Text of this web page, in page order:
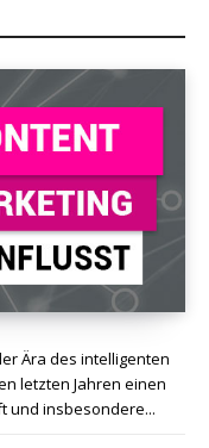
Ära des intelligenten
letzten Jahren einen
und insbesondere...